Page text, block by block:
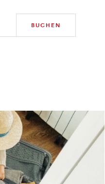
BUCHEN